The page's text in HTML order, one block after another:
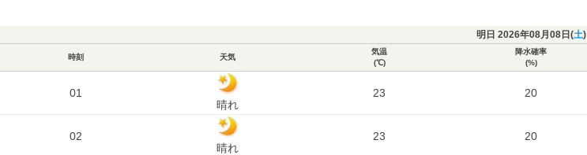
明日 2026年08月08日(土)
時刻 天気
気温
(℃)
降水確率
(%)
01
晴れ
23 20
02
晴れ
23 20